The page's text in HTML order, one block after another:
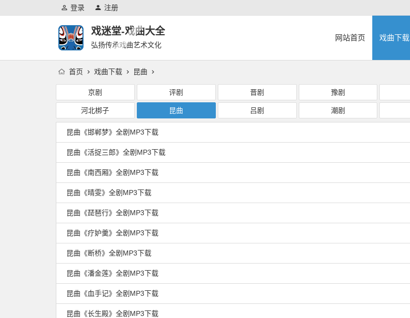
登录 注册
戏迷堂-戏曲大全
弘扬传承戏曲艺术文化
网站首页 戏曲下载
首页 戏曲下载 昆曲
京剧 评剧 晋剧 豫剧
河北梆子 昆曲 吕剧 潮剧
昆曲《邯郸梦》全剧MP3下载
昆曲《活捉三郎》全剧MP3下载
昆曲《南西厢》全剧MP3下载
昆曲《晴雯》全剧MP3下载
昆曲《琵琶行》全剧MP3下载
昆曲《疗妒羹》全剧MP3下载
昆曲《断桥》全剧MP3下载
昆曲《潘金莲》全剧MP3下载
昆曲《血手记》全剧MP3下载
昆曲《长生殿》全剧MP3下载